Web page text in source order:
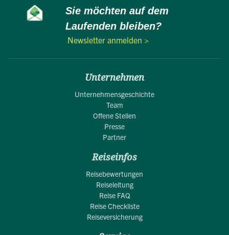
Sie möchten auf dem
Laufenden bleiben?
Newsletter anmelden >
Unternehmen
Unternehmensgeschichte
Team
Offene Stellen
Presse
Partner
Reiseinfos
Reisebewertungen
Reiseleitung
Reise FAQ
Reise Checkliste
Reiseversicherung